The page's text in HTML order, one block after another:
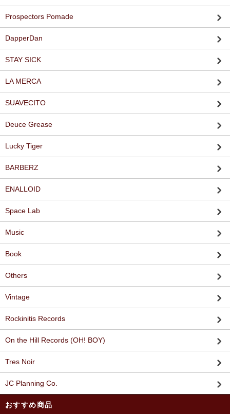
Prospectors Pomade
DapperDan
STAY SICK
LA MERCA
SUAVECITO
Deuce Grease
Lucky Tiger
BARBERZ
ENALLOID
Space Lab
Music
Book
Others
Vintage
Rockinitis Records
On the Hill Records (OH! BOY)
Tres Noir
JC Planning Co.
おすすめ商品